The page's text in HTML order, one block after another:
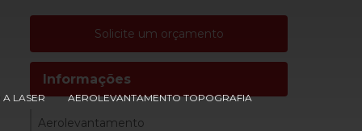
LASER AEROLEVANTAMENTO TOPOGRAFIA
Solicite um orçamento
Informações
Aerolevantamento